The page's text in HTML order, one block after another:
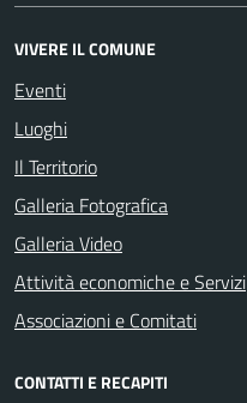
VIVERE IL COMUNE
Eventi
Luoghi
Il Territorio
Galleria Fotografica
Galleria Video
Attività economiche e Servizi
Associazioni e Comitati
CONTATTI E RECAPITI